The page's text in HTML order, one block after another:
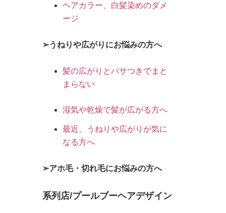
ヘアカラー、白髪染めのダメ
ージ
➢うねりや広がりにお悩みの方へ
髪の広がりとパサつきでまと
まらない
湿気や乾燥で髪が広がる方へ
最近、うねりや広がりが気に
なる方へ
➢アホ毛・切れ毛にお悩みの方へ
系列店/プールブーヘアデザイン